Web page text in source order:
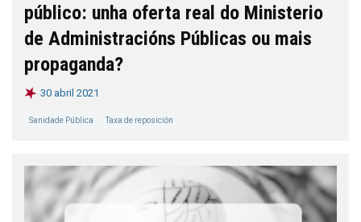
público: unha oferta real do Ministerio
de Administracións Públicas ou mais
propaganda?
30 abril 2021
Sanidade Pública Taxa de reposición